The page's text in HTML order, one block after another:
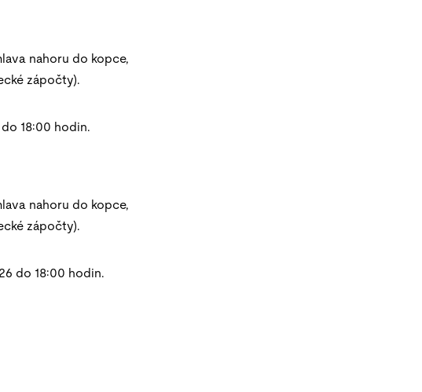
nahoru do kopce,
zápočty).
18:00 hodin.
nahoru do kopce,
zápočty).
do 18:00 hodin.